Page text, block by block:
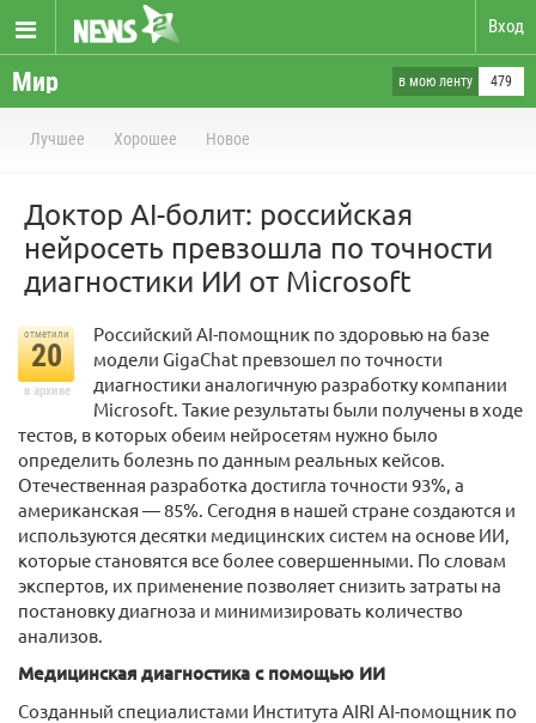
Вход
Мир в мою ленту 479
Лучшее Хорошее Новое
Доктор AI-болит: российская
нейросеть превзошла по точности
диагностики ИИ от Microsoft
отметили
20
в архиве
Российский AI-помощник по здоровью на базе
модели GigaChat превзошел по точности
диагностики аналогичную разработку компании
Microsoft. Такие результаты были получены в ходе
тестов, в которых обеим нейросетям нужно было
определить болезнь по данным реальных кейсов.
Отечественная разработка достигла точности 93%, а
американская — 85%. Сегодня в нашей стране создаются и
используются десятки медицинских систем на основе ИИ,
которые становятся все более совершенными. По словам
экспертов, их применение позволяет снизить затраты на
постановку диагноза и минимизировать количество
анализов.
Медицинская диагностика с помощью ИИ
Созданный специалистами Института AIRI AI-помощник по